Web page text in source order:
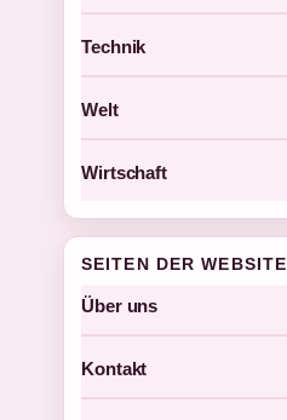
Technik
Welt
Wirtschaft
SEITEN DER WEBSITE
Über uns
Kontakt